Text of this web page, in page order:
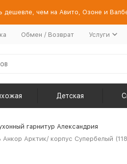
дешевле, чем на Авито, Озоне и
Обмен / Возврат Услуги
Детская
гарнитур Александрия
Арктик/ корпус Супербелый